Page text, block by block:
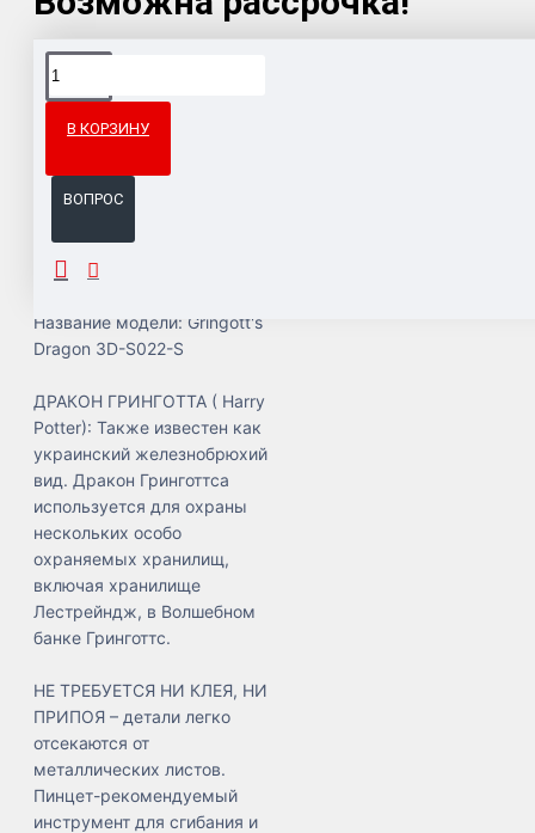
В КОРЗИНУ
ВОПРОС
Доставка товара по всему Таможенному союзу.
ОПИСАНИЕ
Название модели: Gringott's
Dragon 3D-S022-S
ДРАКОН ГРИНГОТТА ( Harry
Potter): Также известен как
украинский железнобрюхий
вид. Дракон Гринготтса
используется для охраны
нескольких особо
охраняемых хранилищ,
включая хранилище
Лестрейндж, в Волшебном
банке Гринготтс.
НЕ ТРЕБУЕТСЯ НИ КЛЕЯ, НИ
ПРИПОЯ – детали легко
отсекаются от
металлических листов.
Пинцет-рекомендуемый
инструмент для сгибания и